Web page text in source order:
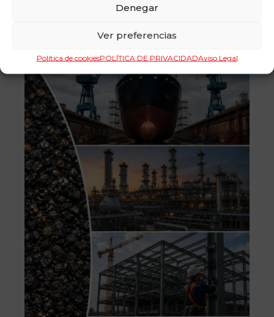
Denegar
Ver preferencias
Política de cookiesPOLÍTICA DE PRIVACIDADAviso Legal
bag», cisternas) teniendo una capacidad de
terminado y 10.000 de materias primas.